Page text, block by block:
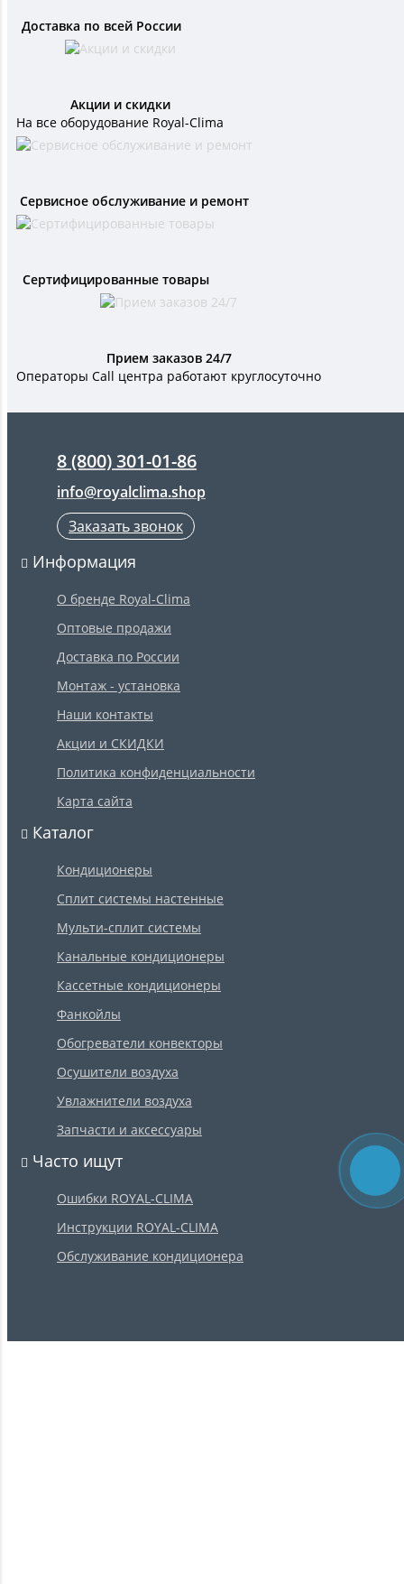
Доставка по всей России
Акции и скидки
На все оборудование Royal-Clima
Сервисное обслуживание и ремонт
Сертифицированные товары
Прием заказов 24/7
Операторы Call центра работают круглосуточно
8 (800) 301-01-86
info@royalclima.shop
Заказать звонок
Информация
О бренде Royal-Clima
Оптовые продажи
Доставка по России
Монтаж - установка
Наши контакты
Акции и СКИДКИ
Политика конфиденциальности
Карта сайта
Каталог
Кондиционеры
Сплит системы настенные
Мульти-сплит системы
Канальные кондиционеры
Кассетные кондиционеры
Фанкойлы
Обогреватели конвекторы
Осушители воздуха
Увлажнители воздуха
Запчасти и аксессуары
Часто ищут
Ошибки ROYAL-CLIMA
Инструкции ROYAL-CLIMA
Обслуживание кондиционера